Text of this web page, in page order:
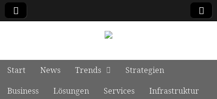
Main menu
Skip to content
Start News Trends
Strategien
Business
Lösungen Services
Infrastruktur